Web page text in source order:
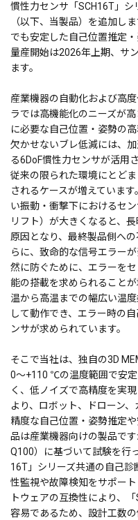
慣性力センサ「SCH16T」シ
（以下、当製品）を追加し
でも安定した自己位置推定・
量産開始は2026年上期、サ
ます。
産業機器の自動化および高
ラでは高機能化のニーズが
に必要な自己位置・姿勢の
欠かせないブレ低減には、
る6DoF慣性力センサが活用
従来の限られた環境にとど
されるケースが増えていま
い振動・衝撃下におけるセ
リフト）が大きくなると、
原因となり、最終製品側へ
らに、致命的な信号エラー
然に防ぐために、エラーを
能の搭載を求められること
温から高温までの幅広い温
して動作でき、エラー時の
ンサが求められています。
そこで当社は、独自の3D
0～+110 ℃の温度範囲で安
く、低ノイズで高精度を実
より、ロボット、ドローン
精度な自己位置・姿勢推定
品は産業機器向けの製品で
Q100）に基づいて試験を行
16T」シリーズ共通の自己
性監視や故障検知をサポー
トウェアの互換性により、
容易であるため、設計工数の